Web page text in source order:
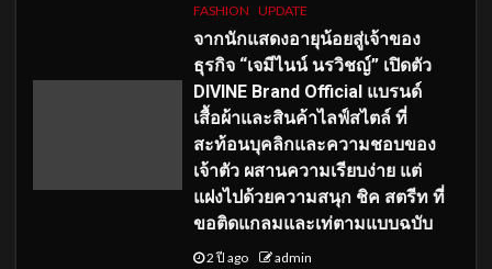
FASHION UPDATE
จากนักแสดงอายุน้อยสู่เจ้าของ
ธุรกิจ “เจมีไนน์ นรวิชญ์” เปิดตัว
DIVINE Brand Official แบรนด์
เสื้อผ้าและสินค้าไลฟ์สไตล์ ที่
สะท้อนบุคลิกและความชอบของ
เจ้าตัว ผสานความเรียบง่าย แต่
แฝงไปด้วยความสนุก ชิค สตรีท ที่
ขอติดแกลมและเท่ตามแบบฉบับ
2 ปี ago admin